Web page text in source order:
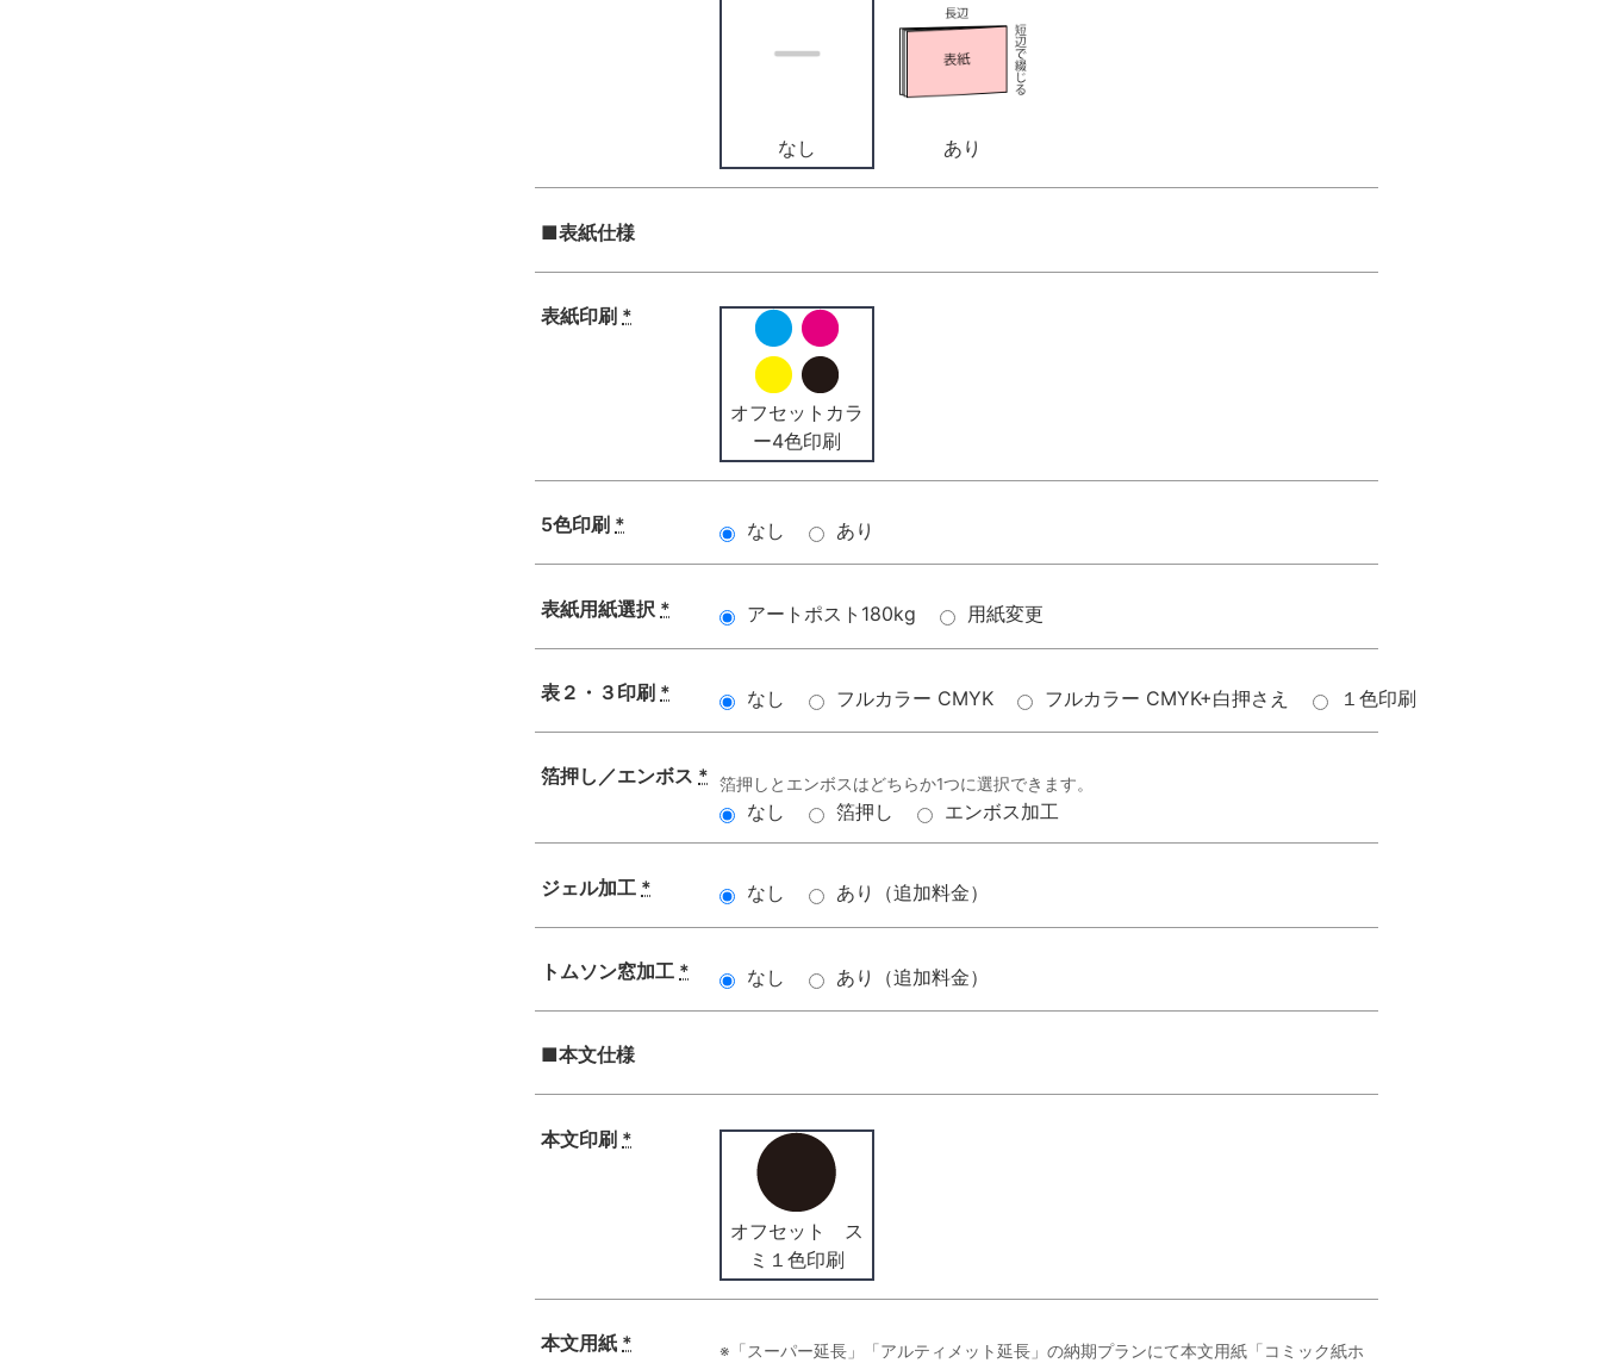
なし あり
■表紙仕様
表紙印刷 *
オフセットカラ
ー4色印刷
5色印刷 * なし あり
表紙用紙選択 * アートポスト180kg 用紙変更
表２・３印刷 * なし フルカラー CMYK フルカラー CMYK+白押さえ １色印刷
箔押し／エンボス * 箔押しとエンボスはどちらか1つに選択できます。
なし 箔押し エンボス加工
ジェル加工 * なし あり（追加料金）
トムソン窓加工 * なし あり（追加料金）
■本文仕様
本文印刷 *
オフセット ス
ミ１色印刷
本文用紙 *
※「スーパー延長」「アルティメット延長」の納期プランにて本文用紙「コミック紙ホ